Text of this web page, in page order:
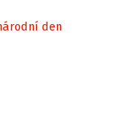
den